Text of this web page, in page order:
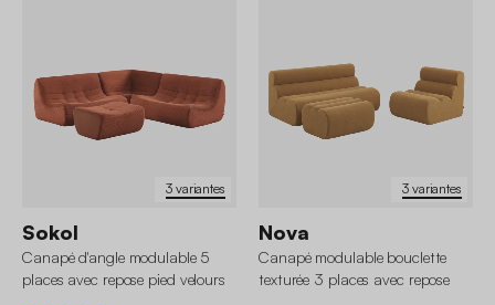
3 variantes
Sokol
Canapé d'angle modulable 5
places avec repose pied velours
3 variantes
Nova
Canapé modulable bouclette
texturée 3 places avec repose